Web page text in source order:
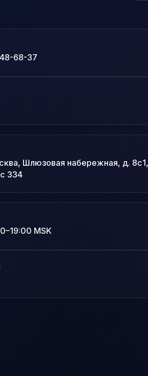
68-37
Шлюзовая набережная, д.
334
MSK